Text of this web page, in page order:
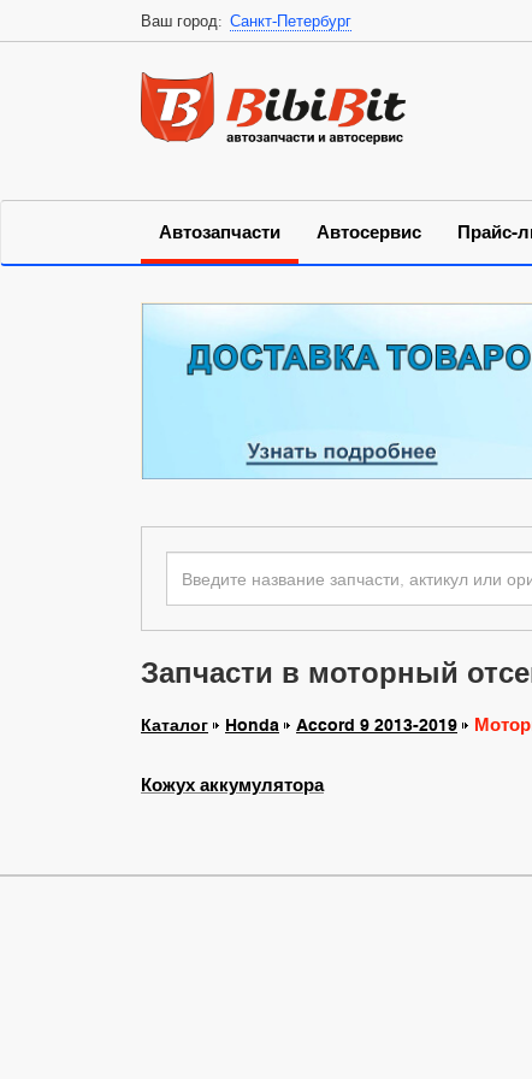
Ваш город: Санкт-Петербург
Автозапчасти Автосервис Прайс-
Запчасти в моторный
Каталог Honda Accord 9 2013-2019
Кожух аккумулятора